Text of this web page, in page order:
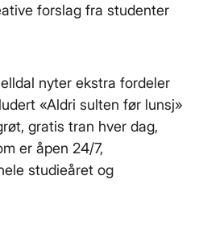
forslag fra studenter
nyter ekstra fordeler
«Aldri sulten før lunsj»
gratis tran hver dag,
er åpen 24/7,
studieåret og